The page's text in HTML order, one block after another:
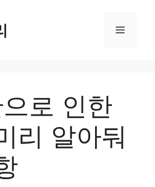
Menu
로 인한
리 알아둬